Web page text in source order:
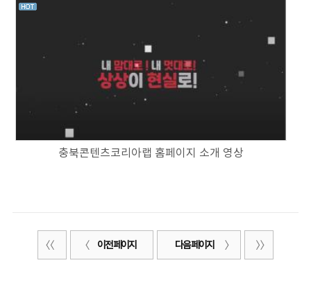
충북콘텐츠코리아랩 홈페이지 소개 영상
이전 페이지 다음 페이지